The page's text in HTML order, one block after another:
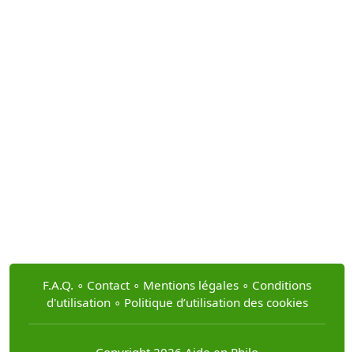
F.A.Q. ∘ Contact ∘ Mentions légales ∘ Conditions
d'utilisation∘ Politique d’utilisation des cookies